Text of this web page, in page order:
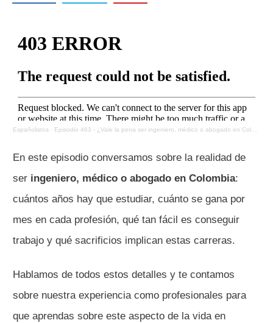
Españolistos · Episodio 463 - ¿Vale la pena ser ingeniero, médico o abogado en Colombia? - Hablando con Miguel
En este episodio conversamos sobre la realidad de
ser ingeniero, médico o abogado en Colombia:
cuántos años hay que estudiar, cuánto se gana por
mes en cada profesión, qué tan fácil es conseguir
trabajo y qué sacrificios implican estas carreras.
Hablamos de todos estos detalles y te contamos
sobre nuestra experiencia como profesionales para
que aprendas sobre este aspecto de la vida en